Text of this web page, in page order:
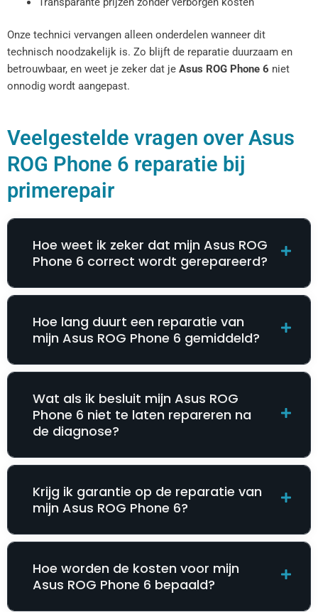
Onze technici vervangen alleen onderdelen wanneer dit
technisch noodzakelijk is. Zo blijft de reparatie duurzaam en
betrouwbaar, en weet je zeker dat je Asus ROG Phone 6 niet
onnodig wordt aangepast.
Veelgestelde vragen over Asus
ROG Phone 6 reparatie bij
primerepair
Hoe weet ik zeker dat mijn Asus ROG
Phone 6 correct wordt gerepareerd?
Hoe lang duurt een reparatie van
mijn Asus ROG Phone 6 gemiddeld?
Wat als ik besluit mijn Asus ROG
Phone 6 niet te laten repareren na
de diagnose?
Krijg ik garantie op de reparatie van
mijn Asus ROG Phone 6?
Hoe worden de kosten voor mijn
Asus ROG Phone 6 bepaald?